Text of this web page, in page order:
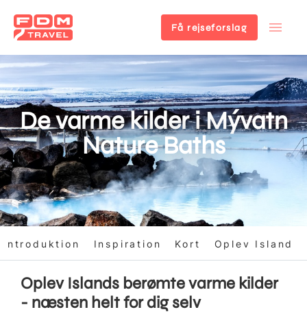
Gå
hovedindhold
Få rejseforslag
De varme kilder i Mývatn
Nature Baths
Introduktion Inspiration Kort Oplev Island
Oplev Islands berømte varme kilder
- næsten helt for dig selv